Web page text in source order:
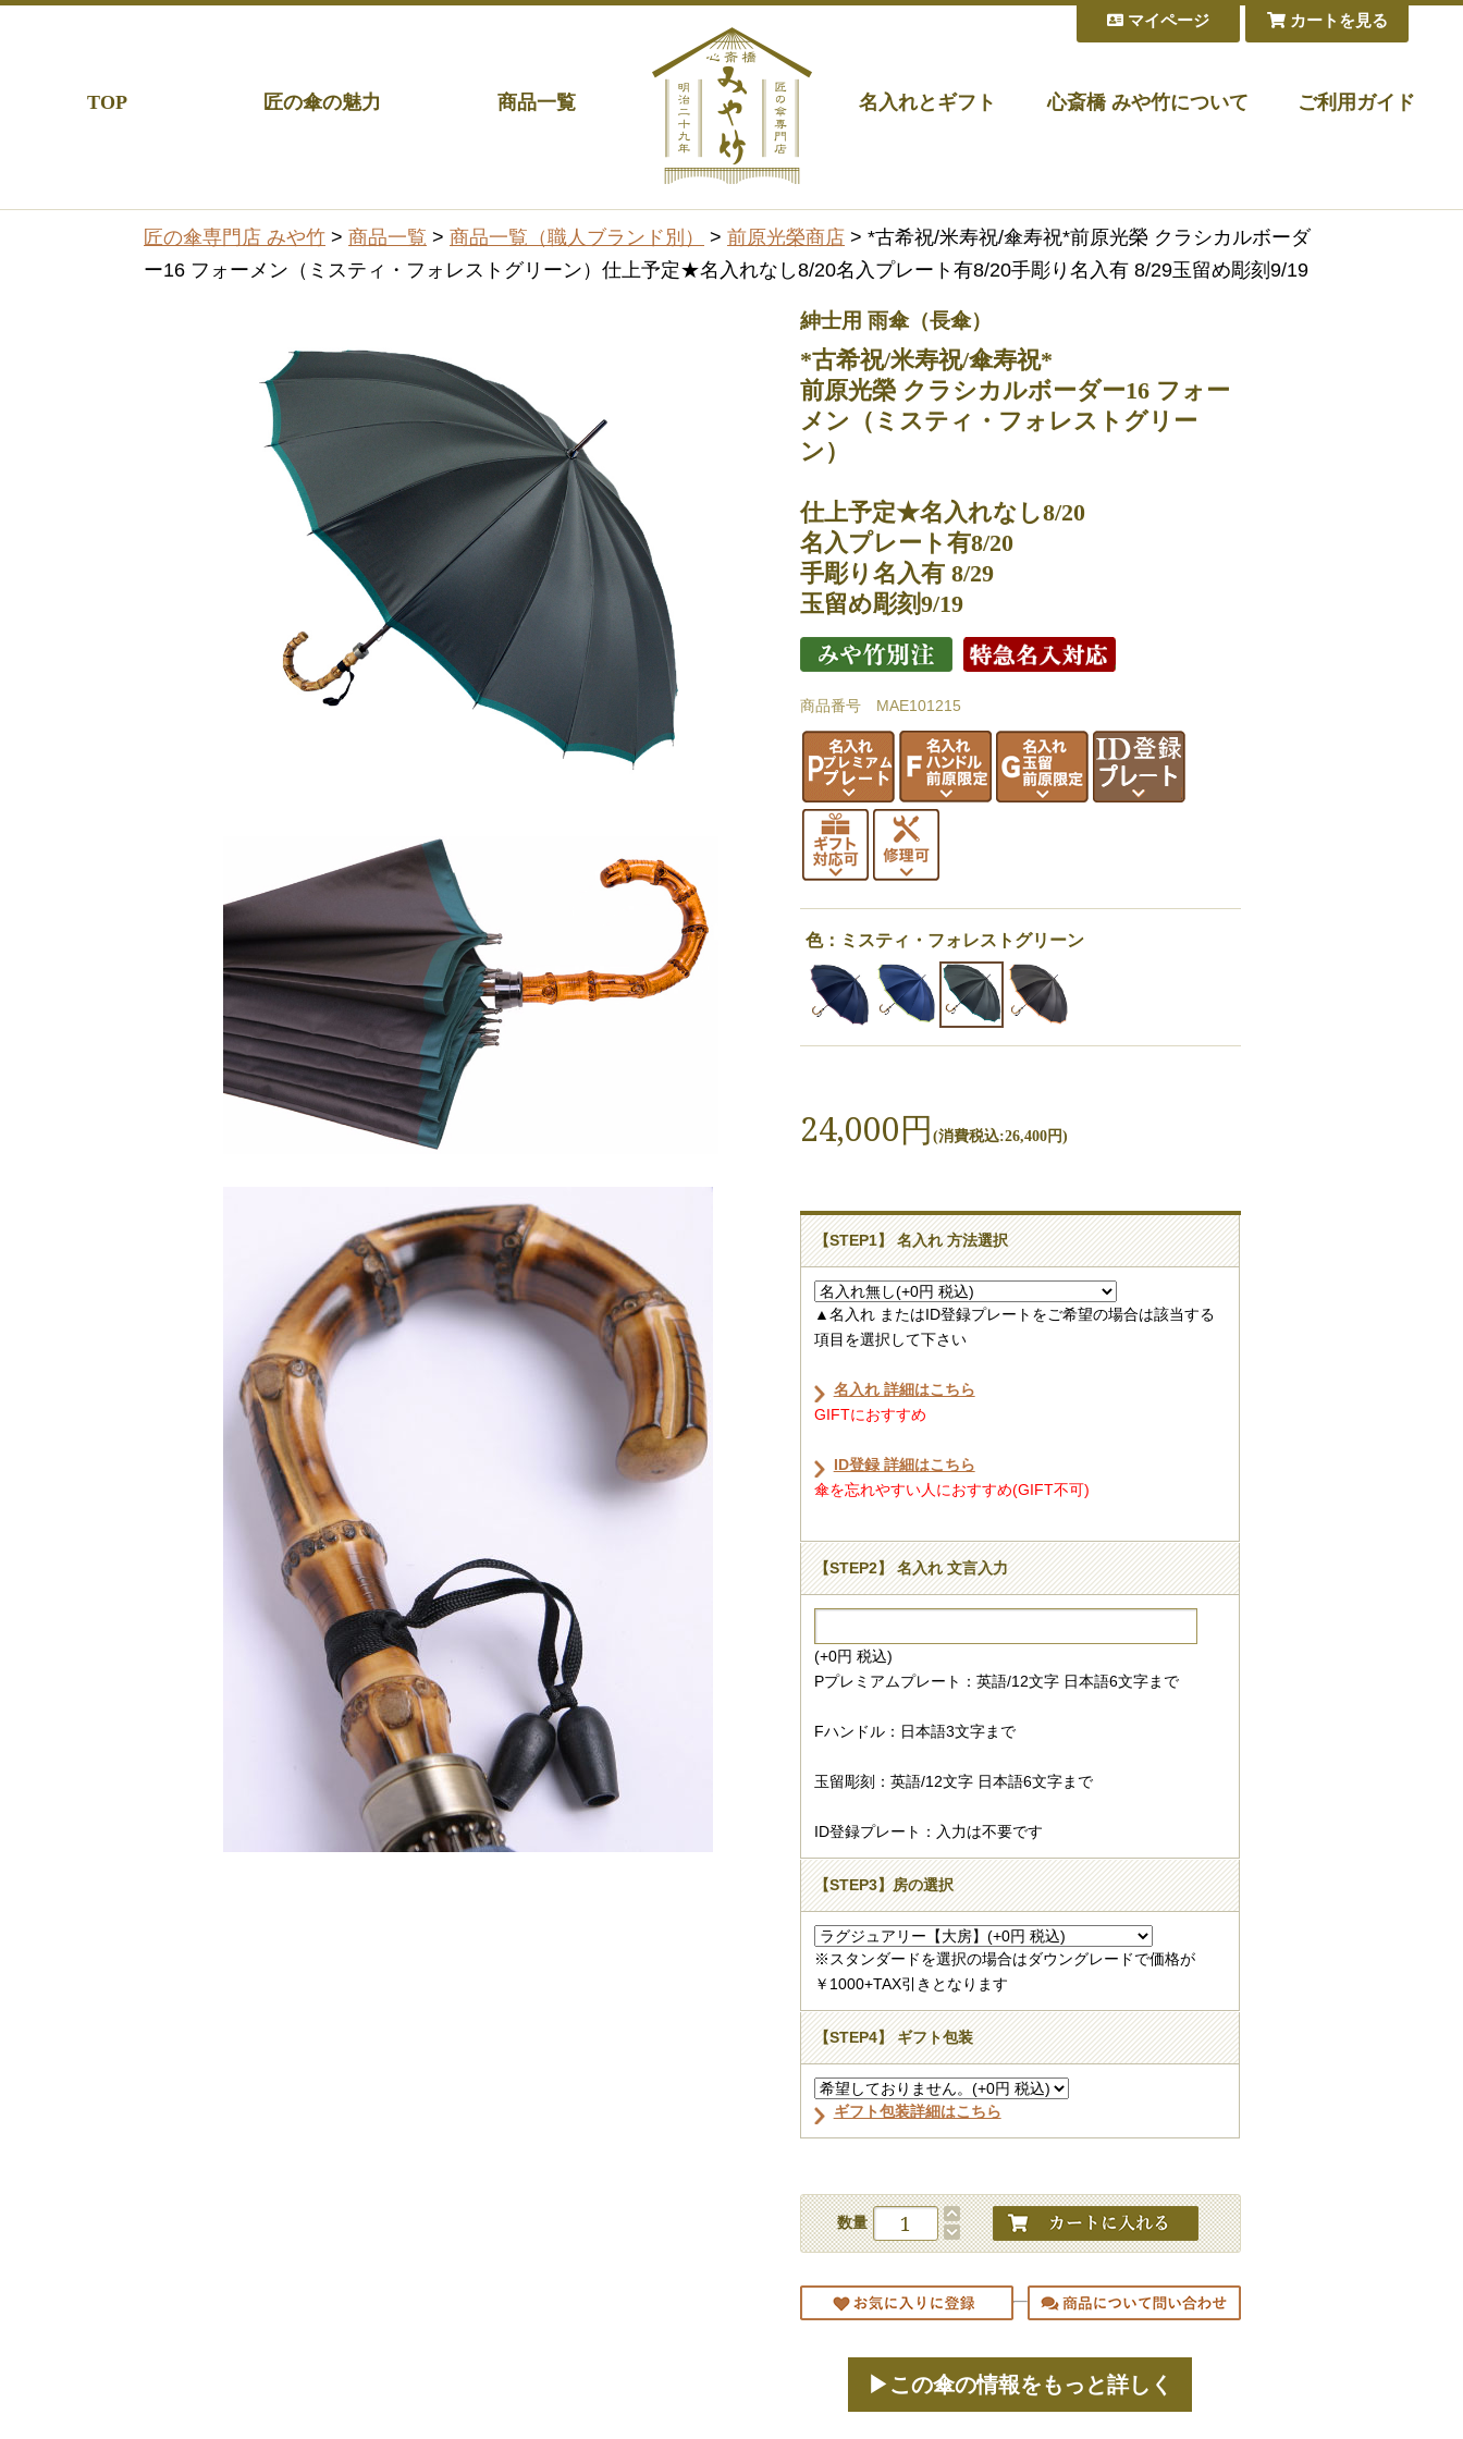
TOP 匠の傘の魅力 商品一覧 名入れとギフト 心斎橋 みや竹について ご利用ガイド
カートを見る
マイページ
匠の傘専門店 みや竹 > 商品一覧 > 商品一覧（職人ブランド別） > 前原光榮商店 > *古希祝/米寿祝/傘寿祝*前原光榮 クラシカルボーダ
ー16 フォーメン（ミスティ・フォレストグリーン）仕上予定★名入れなし8/20名入プレート有8/20手彫り名入有 8/29玉留め彫刻9/19
紳士用 雨傘（長傘）
*古希祝/米寿祝/傘寿祝*
前原光榮 クラシカルボーダー16 フォー
メン（ミスティ・フォレストグリー
ン）
仕上予定★名入れなし8/20
名入プレート有8/20
手彫り名入有 8/29
玉留め彫刻9/19
商品番号 MAE101215
色：ミスティ・フォレストグリーン
24,000円 (消費税込:26,400円)
【STEP1】 名入れ 方法選択
▲名入れ またはID登録プレートをご希望の場合は該当する
項目を選択して下さい
名入れ 詳細はこちら
GIFTにおすすめ
ID登録 詳細はこちら
傘を忘れやすい人におすすめ(GIFT不可)
【STEP2】 名入れ 文言入力
(+0円 税込)
Pプレミアムプレート：英語/12文字 日本語6文字まで
Fハンドル：日本語3文字まで
玉留彫刻：英語/12文字 日本語6文字まで
ID登録プレート：入力は不要です
【STEP3】房の選択
※スタンダードを選択の場合はダウングレードで価格が
￥1000+TAX引きとなります
【STEP4】 ギフト包装
ギフト包装詳細はこちら
数量
▶この傘の情報をもっと詳しく